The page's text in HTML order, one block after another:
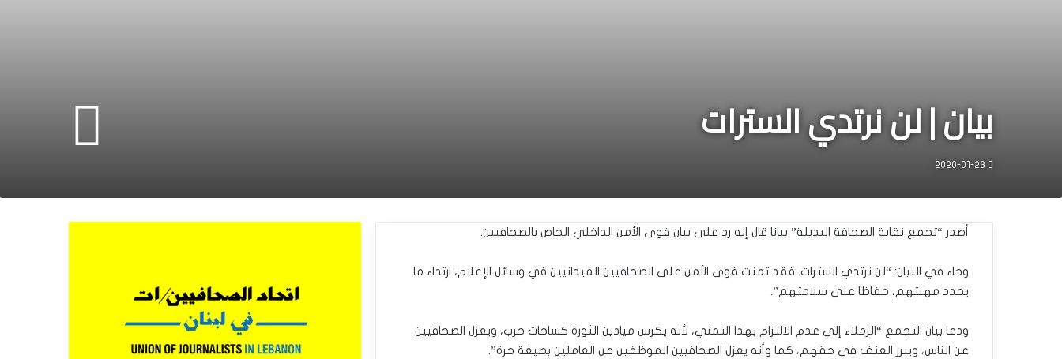
بيان | لن نرتدي السترات
2020-01-23
أصدر “تجمع نقابة الصحافة البديلة” بيانا قال إنه رد على بيان قوى الأمن الداخلي الخاص بالصحافيين.
وجاء في البيان: “لن نرتدي السترات. فقد تمنت قوى الأمن على الصحافيين الميدانيين في وسائل الإعلام، ارتداء ما
يحدد مهنتهم، حفاظا على سلامتهم”.
ودعا بيان التجمع “الزملاء إلى عدم الالتزام بهذا التمني، لأنه يكرس ميادين الثورة كساحات حرب، ويعزل الصحافيين
عن الناس، ويبرر العنف في حقهم، كما وأنه يعزل الصحافيين الموظفين عن العاملين بصيغة حرة”.